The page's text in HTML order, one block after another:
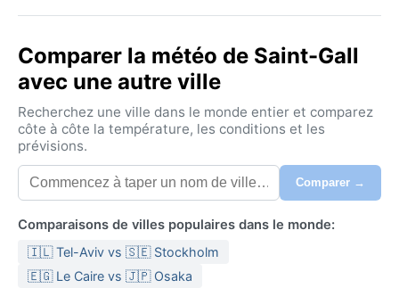
environnantes offrent des échappées bucoliques, et
depuis le sommet du Freudenberg, le regard
embrasse un patchwork de toits rouges et de forêts
verdoyantes.
Le climat de Saint-Gall appartient à la catégorie Dfb
de Köppen, soit un continentale à été tempéré. L’été
(juin-août) est doux, avec des maximales autour de
orageuses. L’hiver est froid et neigeux : les
températures oscillent entre -3 et 2 °C, et la neige
tient souvent plusieurs semaines. Les précipitations
Comparer la météo de Saint-Gall
avec une autre ville
Recherchez une ville dans le monde entier et comparez
côte à côte la température, les conditions et les
prévisions.
Comparer →
Comparaisons de villes populaires dans le monde:
🇮🇱 Tel-Aviv vs 🇸🇪 Stockholm
🇪🇬 Le Caire vs 🇯🇵 Osaka